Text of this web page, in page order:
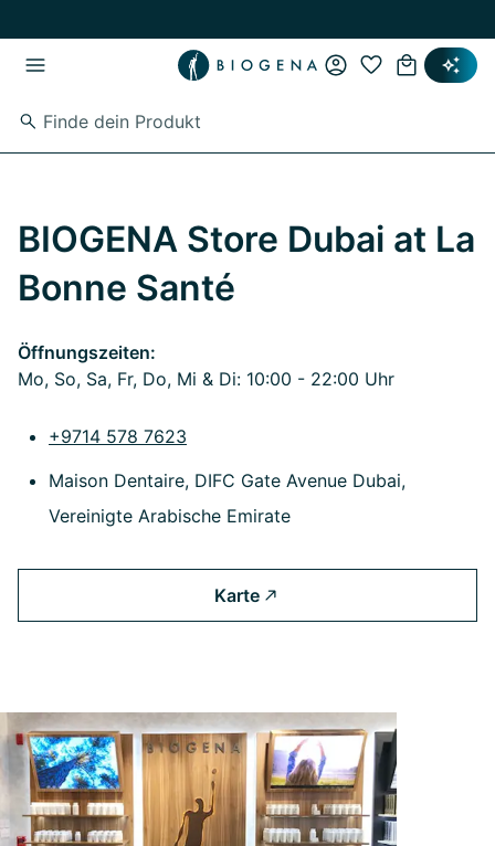
BIOGENA Store Dubai at La
Bonne Santé
Öffnungszeiten:
Mo, So, Sa, Fr, Do, Mi & Di: 10:00 - 22:00 Uhr
+9714 578 7623
Maison Dentaire, DIFC Gate Avenue Dubai,
Vereinigte Arabische Emirate
Karte